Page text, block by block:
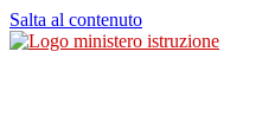
Salta al contenuto